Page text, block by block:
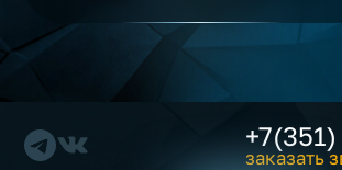
заказать